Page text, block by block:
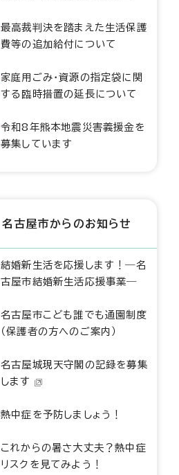
最高裁判決を踏まえた生活保護
費等の追加給付について
家庭用ごみ・資源の指定袋に関
する臨時措置の延長について
令和8年熊本地震災害義援金を
募集しています
名古屋市からのお知らせ
結婚新生活を応援します！―名
古屋市結婚新生活応援事業―
名古屋市こども誰でも通園制度
（保護者の方へのご案内）
名古屋城現天守閣の記録を募集
します
熱中症を予防しましょう！
これからの暑さ大丈夫？熱中症
リスクを見てみよう！